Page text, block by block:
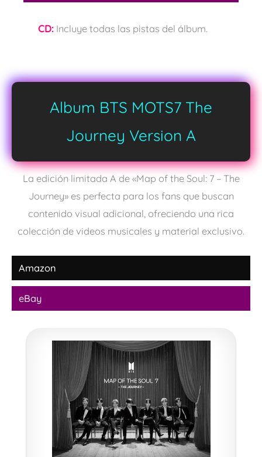
CD: Incluye todas las pistas del álbum.
Album BTS MOTS7 The
Journey Version A
La edición limitada A de «Map of the Soul: 7 – The
Journey» es perfecta para los fans que buscan
contenido visual adicional, ofreciendo una rica
colección de videos musicales y material exclusivo.
Amazon
eBay